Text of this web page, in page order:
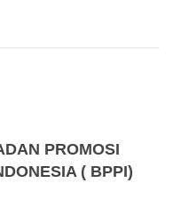
PROMOSI
( BPPI)